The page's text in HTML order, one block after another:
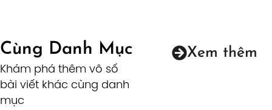
Cùng Danh Mục
Khám phá thêm vô số
bài viết khác cùng danh
mục
Xem thêm